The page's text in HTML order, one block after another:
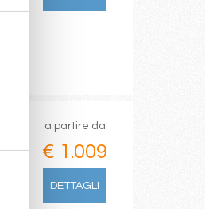
a partire da
€ 1.009
DETTAGLI